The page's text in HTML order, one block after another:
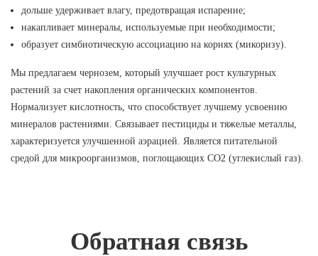
дольше удерживает влагу, предотвращая испарение;
накапливает минералы, используемые при необходимости;
образует симбиотическую ассоциацию на корнях (микоризу).
Мы предлагаем чернозем, который улучшает рост культурных
растений за счет накопления органических компонентов.
Нормализует кислотность, что способствует лучшему усвоению
минералов растениями. Связывает пестициды и тяжелые металлы,
характеризуется улучшенной аэрацией. Является питательной
средой для микроорганизмов, поглощающих CO2 (углекислый газ).
Обратная связь